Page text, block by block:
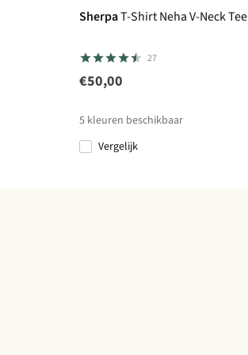
SherpaT-Shirt Neha V-Neck Tee
27
€50,00
5 kleuren beschikbaar
%
Vergelijk